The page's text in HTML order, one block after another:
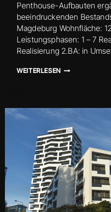
Penthouse-Aufbauten
beeindruckenden
Magdeburg Wohnfläche:
Leistungsphasen: 1 – 7
Realisierung 2.BA: in
WEITERLESEN MESSMA-